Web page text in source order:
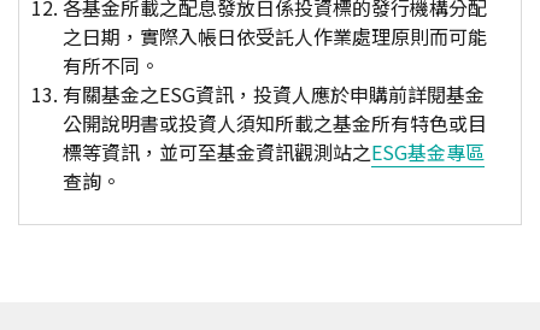
各基金所載之配息發放日係投資標的發行機構分配
之日期，實際入帳日依受託人作業處理原則而可能
有所不同。
有關基金之ESG資訊，投資人應於申購前詳閱基金
公開說明書或投資人須知所載之基金所有特色或目
標等資訊，並可至基金資訊觀測站之ESG基金專區
查詢。